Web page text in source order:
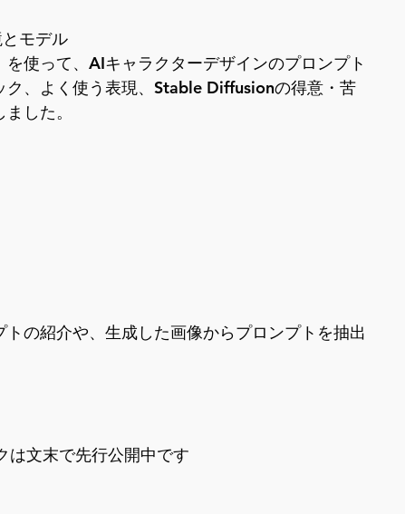
モデル
使って、AIキャラクターデザインのプロンプト
、よく使う表現、Stable Diffusionの得意・苦
した。
の紹介や、生成した画像からプロンプトを抽出
文末で先行公開中です